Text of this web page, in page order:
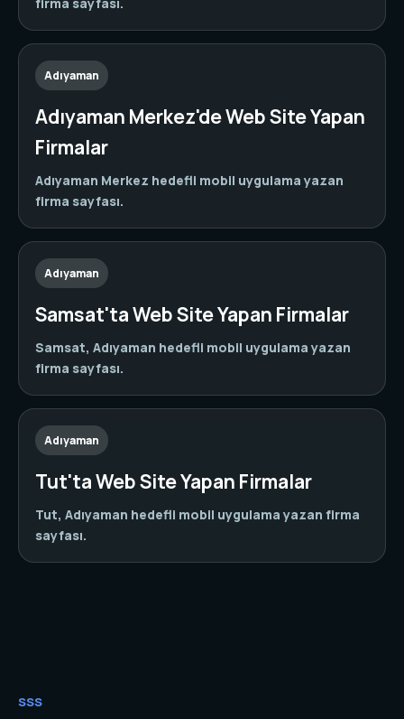
Adıyaman
Adıyaman Merkez'de Web Site Yapan
Firmalar
Adıyaman Merkez hedefli mobil uygulama yazan
firma sayfası.
Adıyaman
Samsat'ta Web Site Yapan Firmalar
Samsat, Adıyaman hedefli mobil uygulama yazan
firma sayfası.
Adıyaman
Tut'ta Web Site Yapan Firmalar
Tut, Adıyaman hedefli mobil uygulama yazan firma
sayfası.
SSS